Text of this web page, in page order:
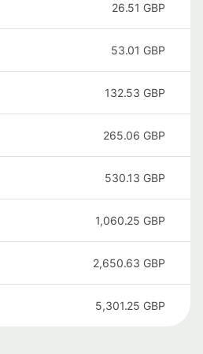
26.51 GBP
53.01 GBP
132.53 GBP
265.06 GBP
530.13 GBP
1,060.25 GBP
2,650.63 GBP
5,301.25 GBP